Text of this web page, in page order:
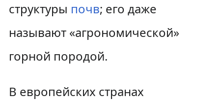
структуры почв; его даже
называют «агрономической»
горной породой.
В европейских странах